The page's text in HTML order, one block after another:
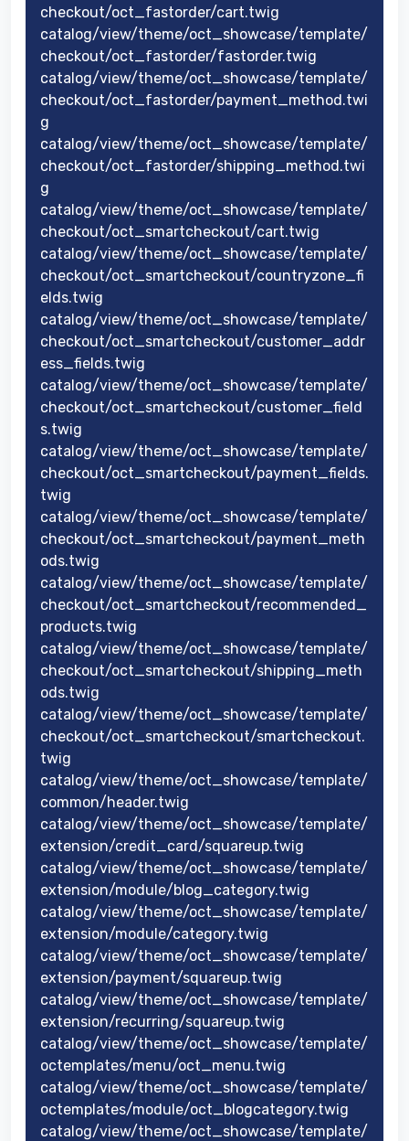
checkout/oct_fastorder/cart.twig
catalog/view/theme/oct_showcase/template/
checkout/oct_fastorder/fastorder.twig
catalog/view/theme/oct_showcase/template/
checkout/oct_fastorder/payment_method.twi
g
catalog/view/theme/oct_showcase/template/
checkout/oct_fastorder/shipping_method.twi
g
catalog/view/theme/oct_showcase/template/
checkout/oct_smartcheckout/cart.twig
catalog/view/theme/oct_showcase/template/
checkout/oct_smartcheckout/countryzone_fi
elds.twig
catalog/view/theme/oct_showcase/template/
checkout/oct_smartcheckout/customer_addr
ess_fields.twig
catalog/view/theme/oct_showcase/template/
checkout/oct_smartcheckout/customer_field
s.twig
catalog/view/theme/oct_showcase/template/
checkout/oct_smartcheckout/payment_fields.
twig
catalog/view/theme/oct_showcase/template/
checkout/oct_smartcheckout/payment_meth
ods.twig
catalog/view/theme/oct_showcase/template/
checkout/oct_smartcheckout/recommended_
products.twig
catalog/view/theme/oct_showcase/template/
checkout/oct_smartcheckout/shipping_meth
ods.twig
catalog/view/theme/oct_showcase/template/
checkout/oct_smartcheckout/smartcheckout.
twig
catalog/view/theme/oct_showcase/template/
common/header.twig
catalog/view/theme/oct_showcase/template/
extension/credit_card/squareup.twig
catalog/view/theme/oct_showcase/template/
extension/module/blog_category.twig
catalog/view/theme/oct_showcase/template/
extension/module/category.twig
catalog/view/theme/oct_showcase/template/
extension/payment/squareup.twig
catalog/view/theme/oct_showcase/template/
extension/recurring/squareup.twig
catalog/view/theme/oct_showcase/template/
octemplates/menu/oct_menu.twig
catalog/view/theme/oct_showcase/template/
octemplates/module/oct_blogcategory.twig
catalog/view/theme/oct_showcase/template/